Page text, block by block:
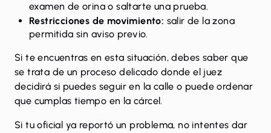
examen de orina o saltarte una prueba.
Restricciones de movimiento: salir de la zona
permitida sin aviso previo.
Si te encuentras en esta situación, debes saber que
se trata de un proceso delicado dondeel juez
decidirá si puedes seguir en la calle o puede ordenar
que cumplas tiempo en la cárcel.
Si tu oficial ya reportó un problema, no intentes dar